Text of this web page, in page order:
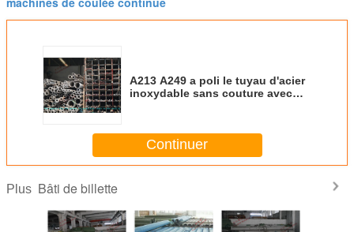
A213 A249 a poli le tuyau d'acier
inoxydable sans couture avec
Continuer
Plus Bâti de billette